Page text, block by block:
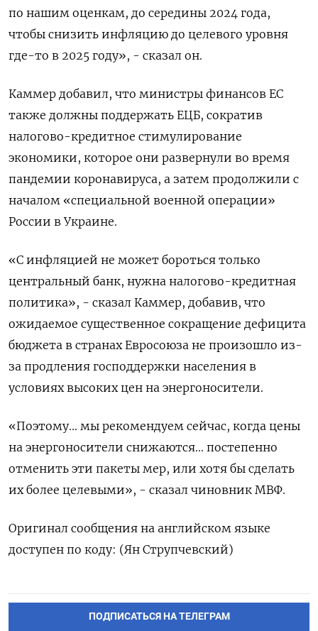
по нашим оценкам, до середины 2024 года,
чтобы снизить инфляцию до целевого уровня
где-то в 2025 году», - сказал он.
Каммер добавил, что министры финансов ЕС
также должны поддержать ЕЦБ, сократив
налогово-кредитное стимулирование
экономики, которое они развернули во время
пандемии коронавируса, а затем продолжили с
началом «специальной военной операции»
России в Украине.
«С инфляцией не может бороться только
центральный банк, нужна налогово-кредитная
политика», - сказал Каммер, добавив, что
ожидаемое существенное сокращение дефицита
бюджета в странах Евросоюза не произошло из-
за продления господдержки населения в
условиях высоких цен на энергоносители.
«Поэтому... мы рекомендуем сейчас, когда цены
на энергоносители снижаются... постепенно
отменить эти пакеты мер, или хотя бы сделать
их более целевыми», - сказал чиновник МВФ.
Оригинал сообщения на английском языке
доступен по коду: (Ян Струпчевский)
ПОДПИСАТЬСЯ НА ТЕЛЕГРАМ